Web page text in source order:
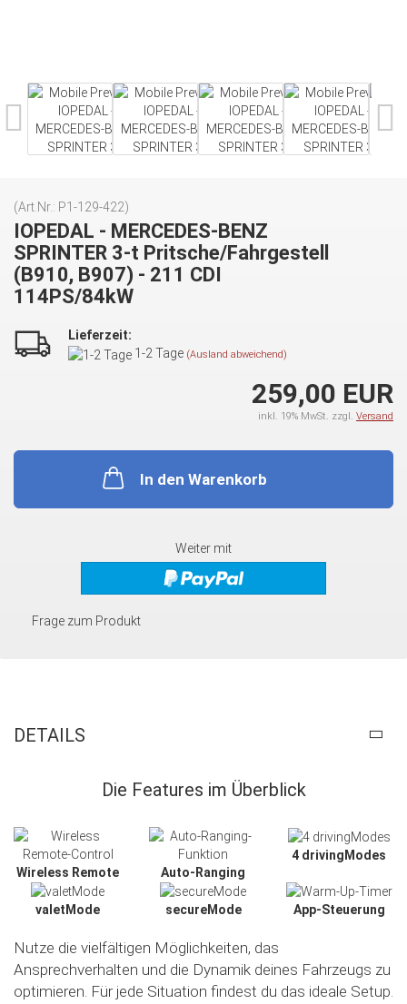
(Art.Nr.: P1-129-422)
IOPEDAL - MERCEDES-BENZ
SPRINTER 3-t Pritsche/Fahrgestell
(B910, B907) - 211 CDI
114PS/84kW
Lieferzeit:
1-2 Tage (Ausland abweichend)
259,00 EUR
inkl. 19% MwSt. zzgl. Versand
In den Warenkorb
Weiter mit
Frage zum Produkt
DETAILS
Die Features im Überblick
Wireless Remote Auto-Ranging
4 drivingModes
valetMode secureMode App-Steuerung
Nutze die vielfältigen Möglichkeiten, das
Ansprechverhalten und die Dynamik deines Fahrzeugs zu
optimieren. Für jede Situation findest du das ideale Setup.